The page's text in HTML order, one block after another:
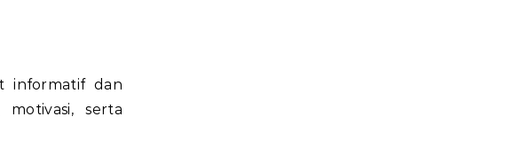
informatif dan
serta